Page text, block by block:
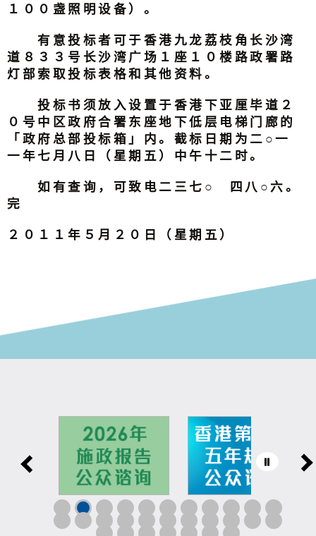
１００盏照明设备）。
有意投标者可于香港九龙荔枝角长沙湾
道８３３号长沙湾广场１座１０楼路政署路
灯部索取投标表格和其他资料。
投标书须放入设置于香港下亚厘毕道２
０号中区政府合署东座地下低层电梯门廊的
「政府总部投标箱」内。截标日期为二○一
一年七月八日（星期五）中午十二时。
如有查询，可致电二三七○ 四八○六。
完
２０１１年５月２０日（星期五）